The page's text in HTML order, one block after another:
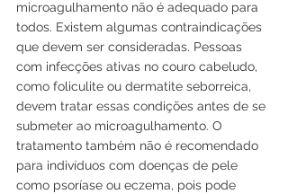
microagulhamento não é adequado para
todos. Existem algumas contraindicações
que devem ser consideradas. Pessoas
com infecções ativas no couro cabeludo,
como foliculite ou dermatite seborreica,
devem tratar essas condições antes de se
submeter ao microagulhamento. O
tratamento também não é recomendado
para indivíduos com doenças de pele
como psoríase ou eczema, pois pode